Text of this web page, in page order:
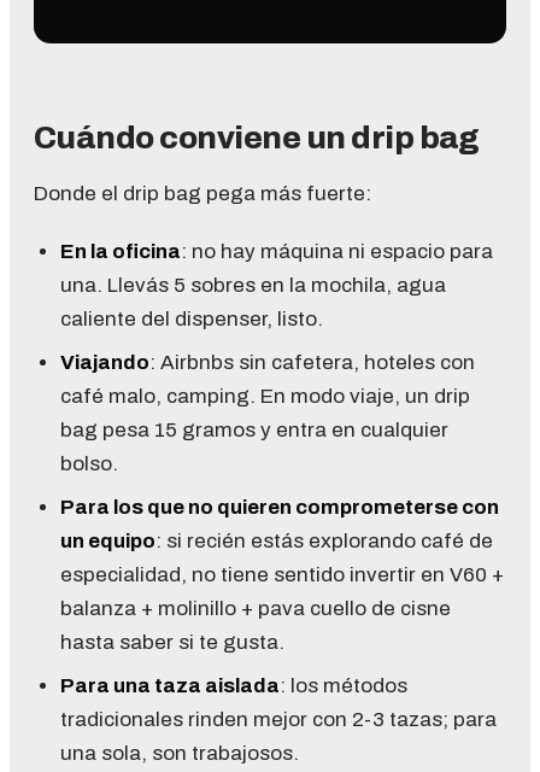
Cuándo conviene un drip bag
Donde el drip bag pega más fuerte:
En la oficina: no hay máquina ni espacio para
una. Llevás 5 sobres en la mochila, agua
caliente del dispenser, listo.
Viajando: Airbnbs sin cafetera, hoteles con
café malo, camping. En modo viaje, un drip
bag pesa 15 gramos y entra en cualquier
bolso.
Para los que no quieren comprometerse con
un equipo: si recién estás explorando café de
especialidad, no tiene sentido invertir en V60 +
balanza + molinillo + pava cuello de cisne
hasta saber si te gusta.
Para una taza aislada: los métodos
tradicionales rinden mejor con 2-3 tazas; para
una sola, son trabajosos.